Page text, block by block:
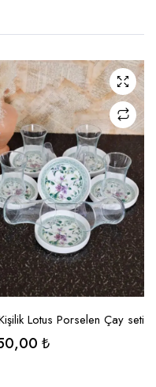
SEÇENEKLER
Lotus Porselen Çay seti
₺